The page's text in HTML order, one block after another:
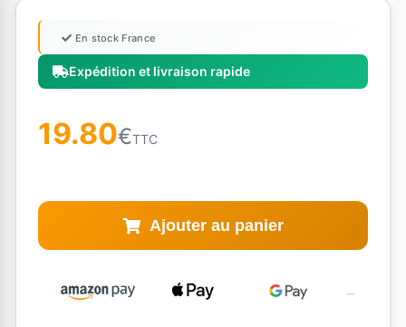
Expédition et livraison rapide
En stock France
19.80€TTC
Ajouter au panier